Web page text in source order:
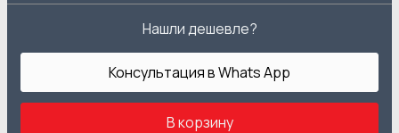
Нашли дешевле?
Консультация в Whats App
В корзину